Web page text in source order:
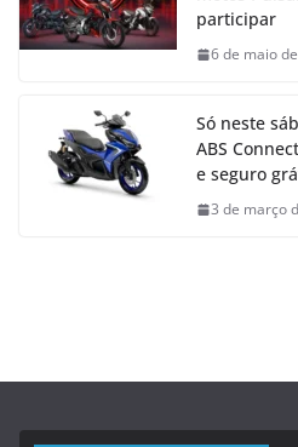
participar
6 de maio
Só neste
ABS
e seguro
3 de março